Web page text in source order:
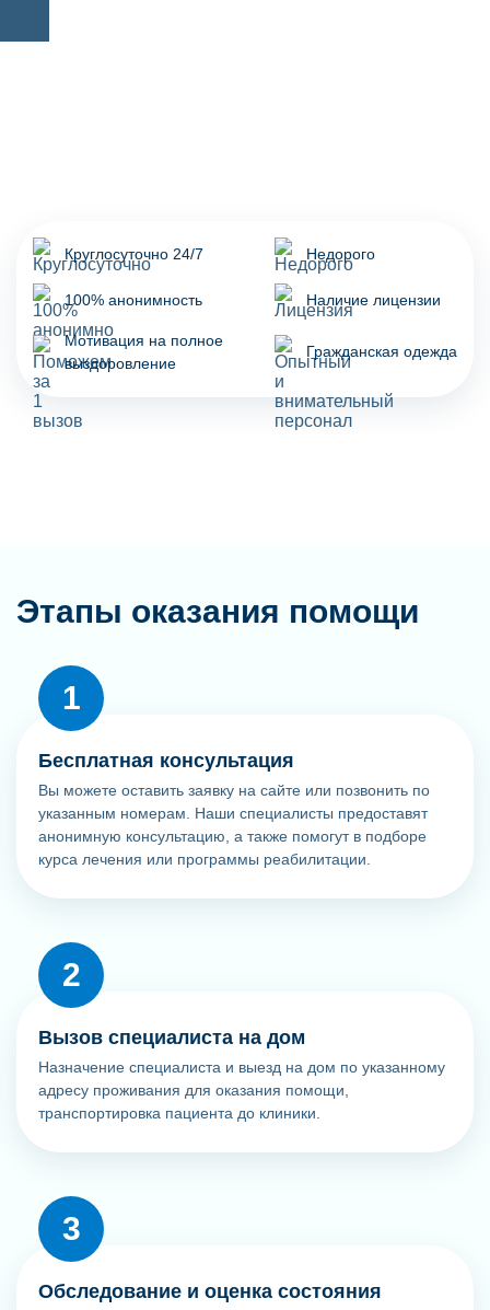
Круглосуточно 24/7 Недорого
100% анонимность Наличие лицензии
Мотивация на полное
выздоровление
Гражданская одежда
Этапы оказания помощи
Бесплатная консультация
Вы можете оставить заявку на сайте или позвонить по
указанным номерам. Наши специалисты предоставят
анонимную консультацию, а также помогут в подборе
курса лечения или программы реабилитации.
Вызов специалиста на дом
Назначение специалиста и выезд на дом по указанному
адресу проживания для оказания помощи,
транспортировка пациента до клиники.
Обследование и оценка состояния